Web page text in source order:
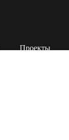
Проекты